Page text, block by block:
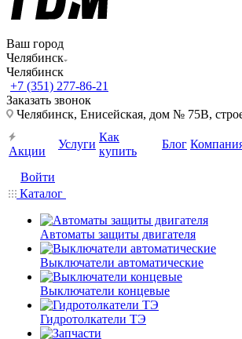
Ваш город
Челябинск
Челябинск
+7 (351) 277-86-21
Заказать звонок
Челябинск, Енисейская, дом № 75В,
Акции
Услуги
Как
купить
Блог
Войти
Каталог
Автоматы защиты двигателя
Выключатели автоматические
Выключатели концевые
Гидротолкатели ТЭ